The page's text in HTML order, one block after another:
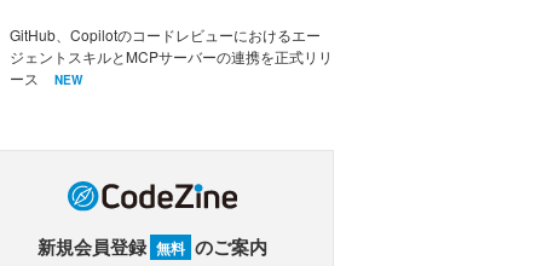
GitHub、Copilotのコードレビューにおけるエー
ジェントスキルとMCPサーバーの連携を正式リリ
ース
NEW
新規会員登録 無料 のご案内